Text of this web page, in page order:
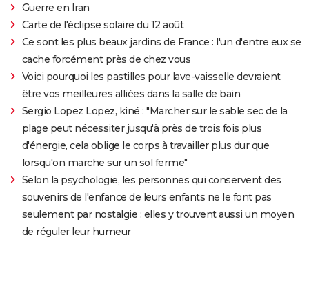
Guerre en Iran
Carte de l'éclipse solaire du 12 août
Ce sont les plus beaux jardins de France : l'un d'entre eux se
cache forcément près de chez vous
Voici pourquoi les pastilles pour lave-vaisselle devraient
être vos meilleures alliées dans la salle de bain
Sergio Lopez Lopez, kiné : "Marcher sur le sable sec de la
plage peut nécessiter jusqu'à près de trois fois plus
d'énergie, cela oblige le corps à travailler plus dur que
lorsqu'on marche sur un sol ferme"
Selon la psychologie, les personnes qui conservent des
souvenirs de l'enfance de leurs enfants ne le font pas
seulement par nostalgie : elles y trouvent aussi un moyen
de réguler leur humeur